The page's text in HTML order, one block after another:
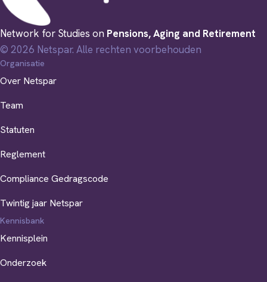
Network for Studies on Pensions, Aging and Retirement
© 2026 Netspar. Alle rechten voorbehouden
Organisatie
Over Netspar
Team
Statuten
Reglement
Compliance Gedragscode
Twintig jaar Netspar
Kennisbank
Kennisplein
Onderzoek